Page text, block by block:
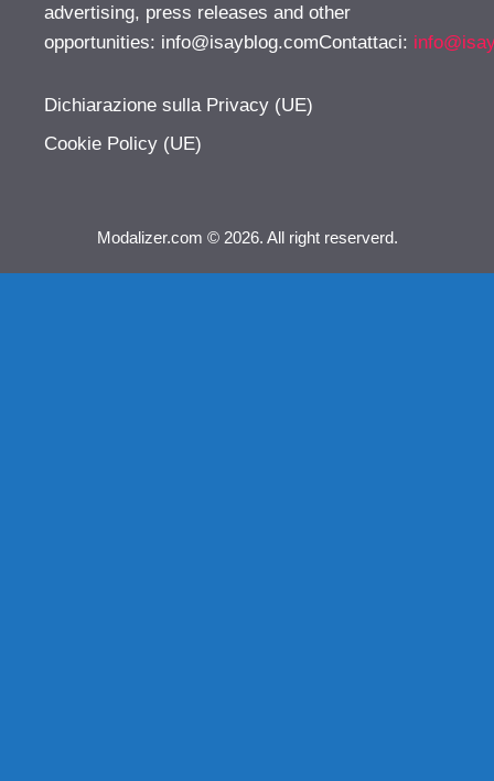
advertising, press releases and other
opportunities: info@isayblog.comContattaci:
Dichiarazione sulla Privacy (UE)
Cookie Policy (UE)
Modalizer.com © 2026. All right reserverd.